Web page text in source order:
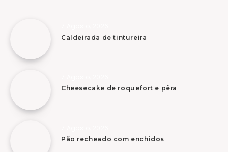
Caldeirada de tintureira
Cheesecake de roquefort e pêra
Pão recheado com enchidos